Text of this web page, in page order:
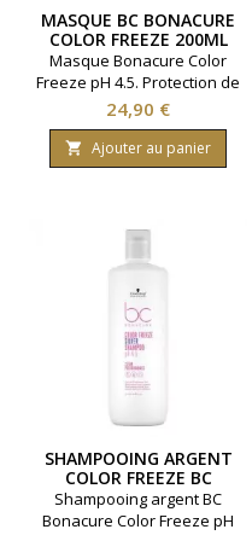
MASQUE BC BONACURE
COLOR FREEZE 200ML
Masque Bonacure Color
Freeze pH 4.5. Protection de
la fibre capillaire. Ravive les
cheveux colorés. Marque
Schwarzkopf. Contenance
200 millilitres.
Prix
24,90 €
 Ajouter au panier
SHAMPOOING ARGENT
COLOR FREEZE BC
BONACURE 1000ML
Shampooing argent BC
Bonacure Color Freeze pH